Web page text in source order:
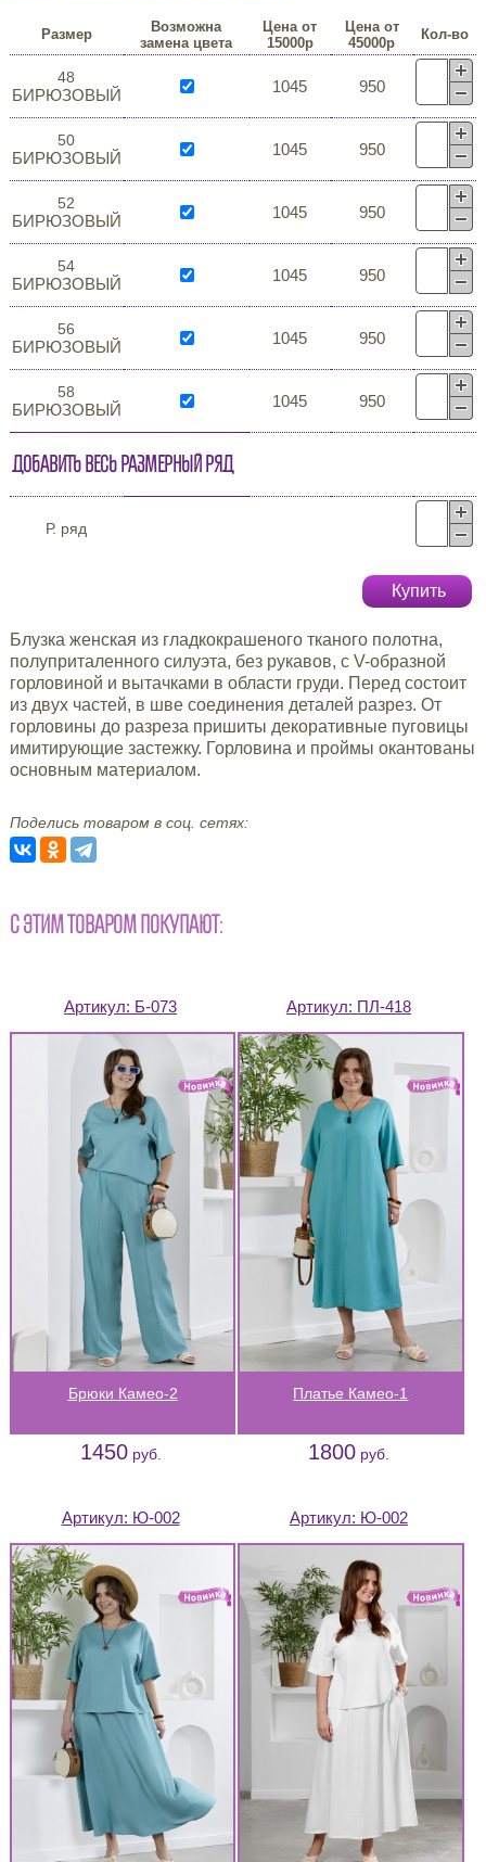
Размер
Возможна
замена цвета
Цена от
15000р
Цена от
45000р
Кол-во
48
БИРЮЗОВЫЙ 1045 950
50
БИРЮЗОВЫЙ 1045 950
52
БИРЮЗОВЫЙ 1045 950
54
БИРЮЗОВЫЙ 1045 950
56
БИРЮЗОВЫЙ 1045 950
58
БИРЮЗОВЫЙ 1045 950
Добавить весь размерный ряд
Р. ряд
Купить
Блузка женская из гладкокрашеного тканого полотна,
полуприталенного силуэта, без рукавов, с V-образной
горловиной и вытачками в области груди. Перед состоит
из двух частей, в шве соединения деталей разрез. От
горловины до разреза пришиты декоративные пуговицы
имитирующие застежку. Горловина и проймы окантованы
основным материалом.
Поделись товаром в соц. сетях:
С ЭТИМ ТОВАРОМ ПОКУПАЮТ:
Артикул: Б-073
Брюки Камео-2
1450руб.
Артикул: ПЛ-418
Платье Камео-1
1800руб.
Артикул: Ю-002 Артикул: Ю-002